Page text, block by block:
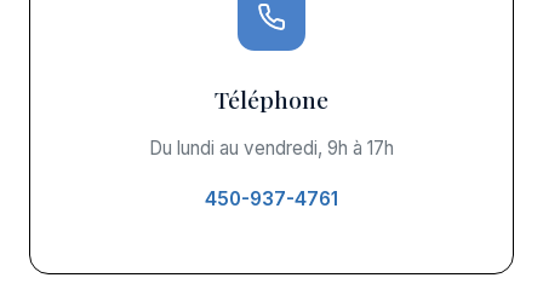
Téléphone
Du lundi au vendredi, 9h à 17h
450-937-4761